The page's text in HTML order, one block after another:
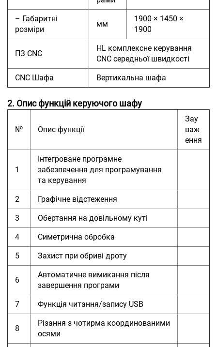
– Габаритні
розміри
мм
1900 × 1450 ×
1900
ПЗ CNC
HL комплексне керування
CNC середньої швидкості
CNC Шафа Вертикальна шафа
2. Опис функцій керуючого шафу
№ Опис функції
Зау
важ
ення
1
Інтегроване програмне
забезпечення для програмування
та керування
2 Графічне відстеження
3 Обертання на довільному куті
4 Симетрична обробка
5 Захист при обриві дроту
6
Автоматичне вимикання після
завершення програми
7 Функція читання/запису USB
8
Різання з чотирма координованими
осями